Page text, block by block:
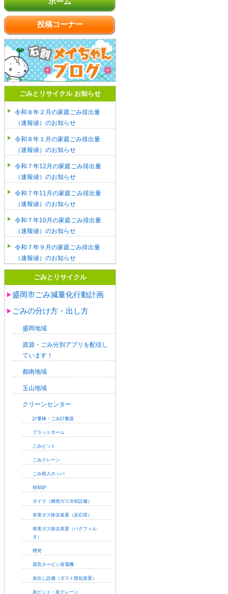
ホーム
投稿コーナー
ごみとリサイクル お知らせ
令和８年２月の家庭ごみ排出量
（速報値）のお知らせ
令和８年１月の家庭ごみ排出量
（速報値）のお知らせ
令和７年12月の家庭ごみ排出量
（速報値）のお知らせ
令和７年11月の家庭ごみ排出量
（速報値）のお知らせ
令和７年10月の家庭ごみ排出量
（速報値）のお知らせ
令和７年９月の家庭ごみ排出量
（速報値）のお知らせ
ごみとリサイクル
盛岡市ごみ減量化行動計画
ごみの分け方・出し方
盛岡地域
資源・ごみ分別アプリを配信し
ています！
都南地域
玉山地域
クリーンセンター
計量棟・ごみ計量器
プラットホーム
ごみピット
ごみクレーン
ごみ投入ホッパ
焼却炉
ボイラ（燃焼ガス冷却設備）
有害ガス除去装置（反応塔）
有害ガス除去装置（バグフィル
タ）
煙突
蒸気タービン発電機
灰出し設備（ダスト固化装置）
灰ピット・灰クレーン